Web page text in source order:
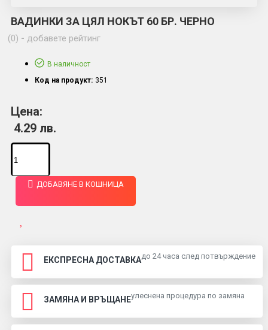
ВАДИНКИ ЗА ЦЯЛ НОКЪТ 60 БР. ЧЕРНО
(0) - добавете рейтинг
Цена:
4.29 лв.
В наличност
Код на продукт: 351
ДОБАВЯНЕ В КОШНИЦА
ЕКСПРЕСНА ДОСТАВКАдо 24 часа след потвърждение
ЗАМЯНА И ВРЪЩАНЕулеснена процедура по замяна